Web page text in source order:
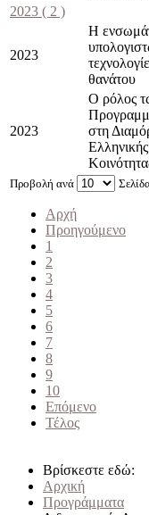
Προβολή ανά
Αρχή
Προηγούμενο
1
2
3
4
5
6
7
8
9
10
Επόμενο
Τέλος
2023 ( 2 )
2023
Η
θανάτου
2023
Ο ρόλος
στη
Βρίσκεστε εδώ:
Αρχική
Προγράμματα